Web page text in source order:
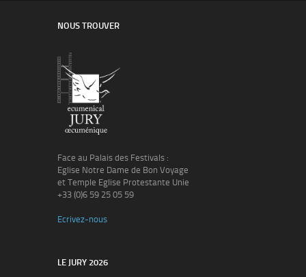
NOUS TROUVER
Face au Palais des Festivals :
Eglise Notre Dame de Bon Voyage
et Temple Eglise Protestante Unie
+33 (0)6 59 25 05 59
Ecrivez-nous
LE JURY 2026